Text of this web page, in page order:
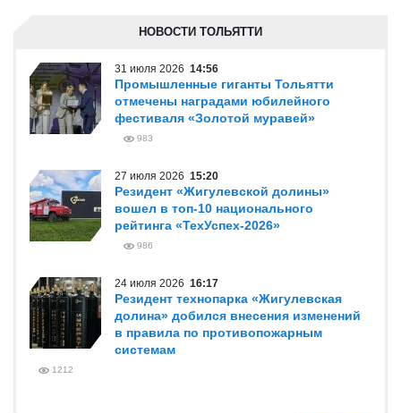
НОВОСТИ ТОЛЬЯТТИ
31 июля 2026 14:56
Промышленные гиганты Тольятти
отмечены наградами юбилейного
фестиваля «Золотой муравей»
983
27 июля 2026 15:20
Резидент «Жигулевской долины»
вошел в топ-10 национального
рейтинга «ТехУспех-2026»
986
24 июля 2026 16:17
Резидент технопарка «Жигулевская
долина» добился внесения изменений
в правила по противопожарным
системам
1212